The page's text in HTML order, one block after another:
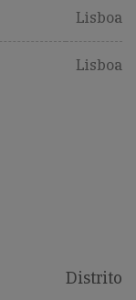
Lisboa
Lisboa
Distrito